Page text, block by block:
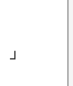
」